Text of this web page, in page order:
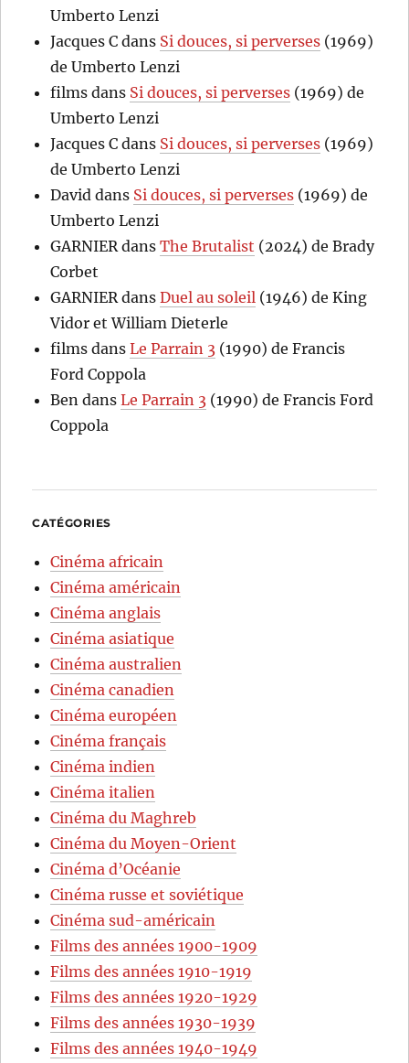
Umberto Lenzi
Jacques C dans Si douces, si perverses (1969)
de Umberto Lenzi
films dans Si douces, si perverses (1969) de
Umberto Lenzi
Jacques C dans Si douces, si perverses (1969)
de Umberto Lenzi
David dans Si douces, si perverses (1969) de
Umberto Lenzi
GARNIER dansThe Brutalist (2024) de Brady
Corbet
GARNIER dansDuel au soleil (1946) de King
Vidor et William Dieterle
films dansLe Parrain 3 (1990) de Francis
Ford Coppola
Ben dansLe Parrain 3 (1990) de Francis Ford
Coppola
CATÉGORIES
Cinéma africain
Cinéma américain
Cinéma anglais
Cinéma asiatique
Cinéma australien
Cinéma canadien
Cinéma européen
Cinéma français
Cinéma indien
Cinéma italien
Cinéma du Maghreb
Cinéma du Moyen-Orient
Cinéma d’Océanie
Cinéma russe et soviétique
Cinéma sud-américain
Films des années 1900-1909
Films des années 1910-1919
Films des années 1920-1929
Films des années 1930-1939
Films des années 1940-1949